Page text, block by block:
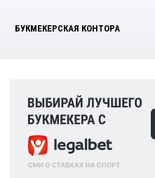
БУКМЕКЕРСКАЯ КОНТОРА